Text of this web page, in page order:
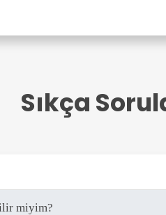
Sıkça
miyim?